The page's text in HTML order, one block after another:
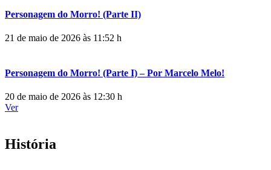
Personagem do Morro! (Parte II)
21 de maio de 2026 às 11:52 h
Personagem do Morro! (Parte I) – Por Marcelo Melo!
20 de maio de 2026 às 12:30 h
Ver
História